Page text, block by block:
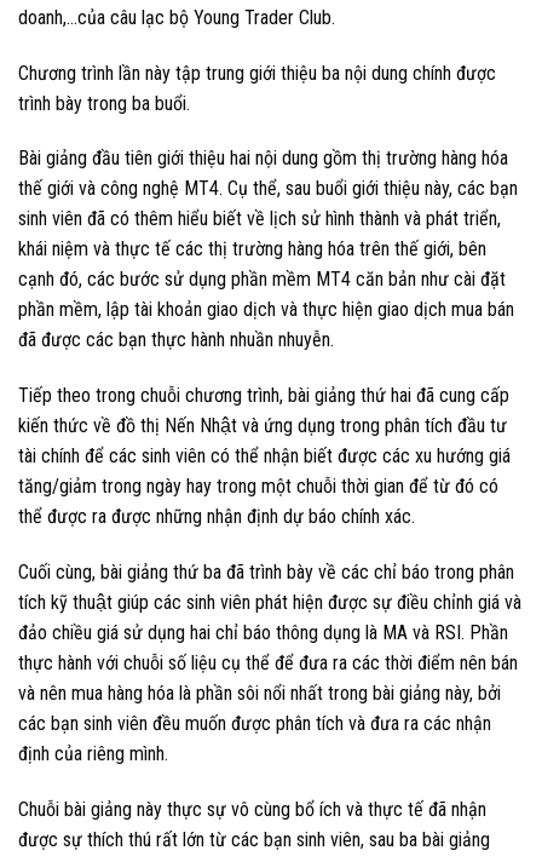
doanh,…của câu lạc bộ Young Trader Club.
Chương trình lần này tập trung giới thiệu ba nội dung chính được
trình bày trong ba buổi.
Bài giảng đầu tiên giới thiệu hai nội dung gồm thị trường hàng hóa
thế giới và công nghệ MT4. Cụ thể, sau buổi giới thiệu này, các bạn
sinh viên đã có thêm hiểu biết về lịch sử hình thành và phát triển,
khái niệm và thực tế các thị trường hàng hóa trên thế giới, bên
cạnh đó, các bước sử dụng phần mềm MT4 căn bản như cài đặt
phần mềm, lập tài khoản giao dịch và thực hiện giao dịch mua bán
đã được các bạn thực hành nhuần nhuyễn.
Tiếp theo trong chuỗi chương trình, bài giảng thứ hai đã cung cấp
kiến thức về đồ thị Nến Nhật và ứng dụng trong phân tích đầu tư
tài chính để các sinh viên có thể nhận biết được các xu hướng giá
tăng/giảm trong ngày hay trong một chuỗi thời gian để từ đó có
thể được ra được những nhận định dự báo chính xác.
Cuối cùng, bài giảng thứ ba đã trình bày về các chỉ báo trong phân
tích kỹ thuật giúp các sinh viên phát hiện được sự điều chỉnh giá và
đảo chiều giá sử dụng hai chỉ báo thông dụng là MA và RSI. Phần
thực hành với chuỗi số liệu cụ thể để đưa ra các thời điểm nên bán
và nên mua hàng hóa là phần sôi nổi nhất trong bài giảng này, bởi
các bạn sinh viên đều muốn được phân tích và đưa ra các nhận
định của riêng mình.
Chuỗi bài giảng này thực sự vô cùng bổ ích và thực tế đã nhận
được sự thích thú rất lớn từ các bạn sinh viên, sau ba bài giảng